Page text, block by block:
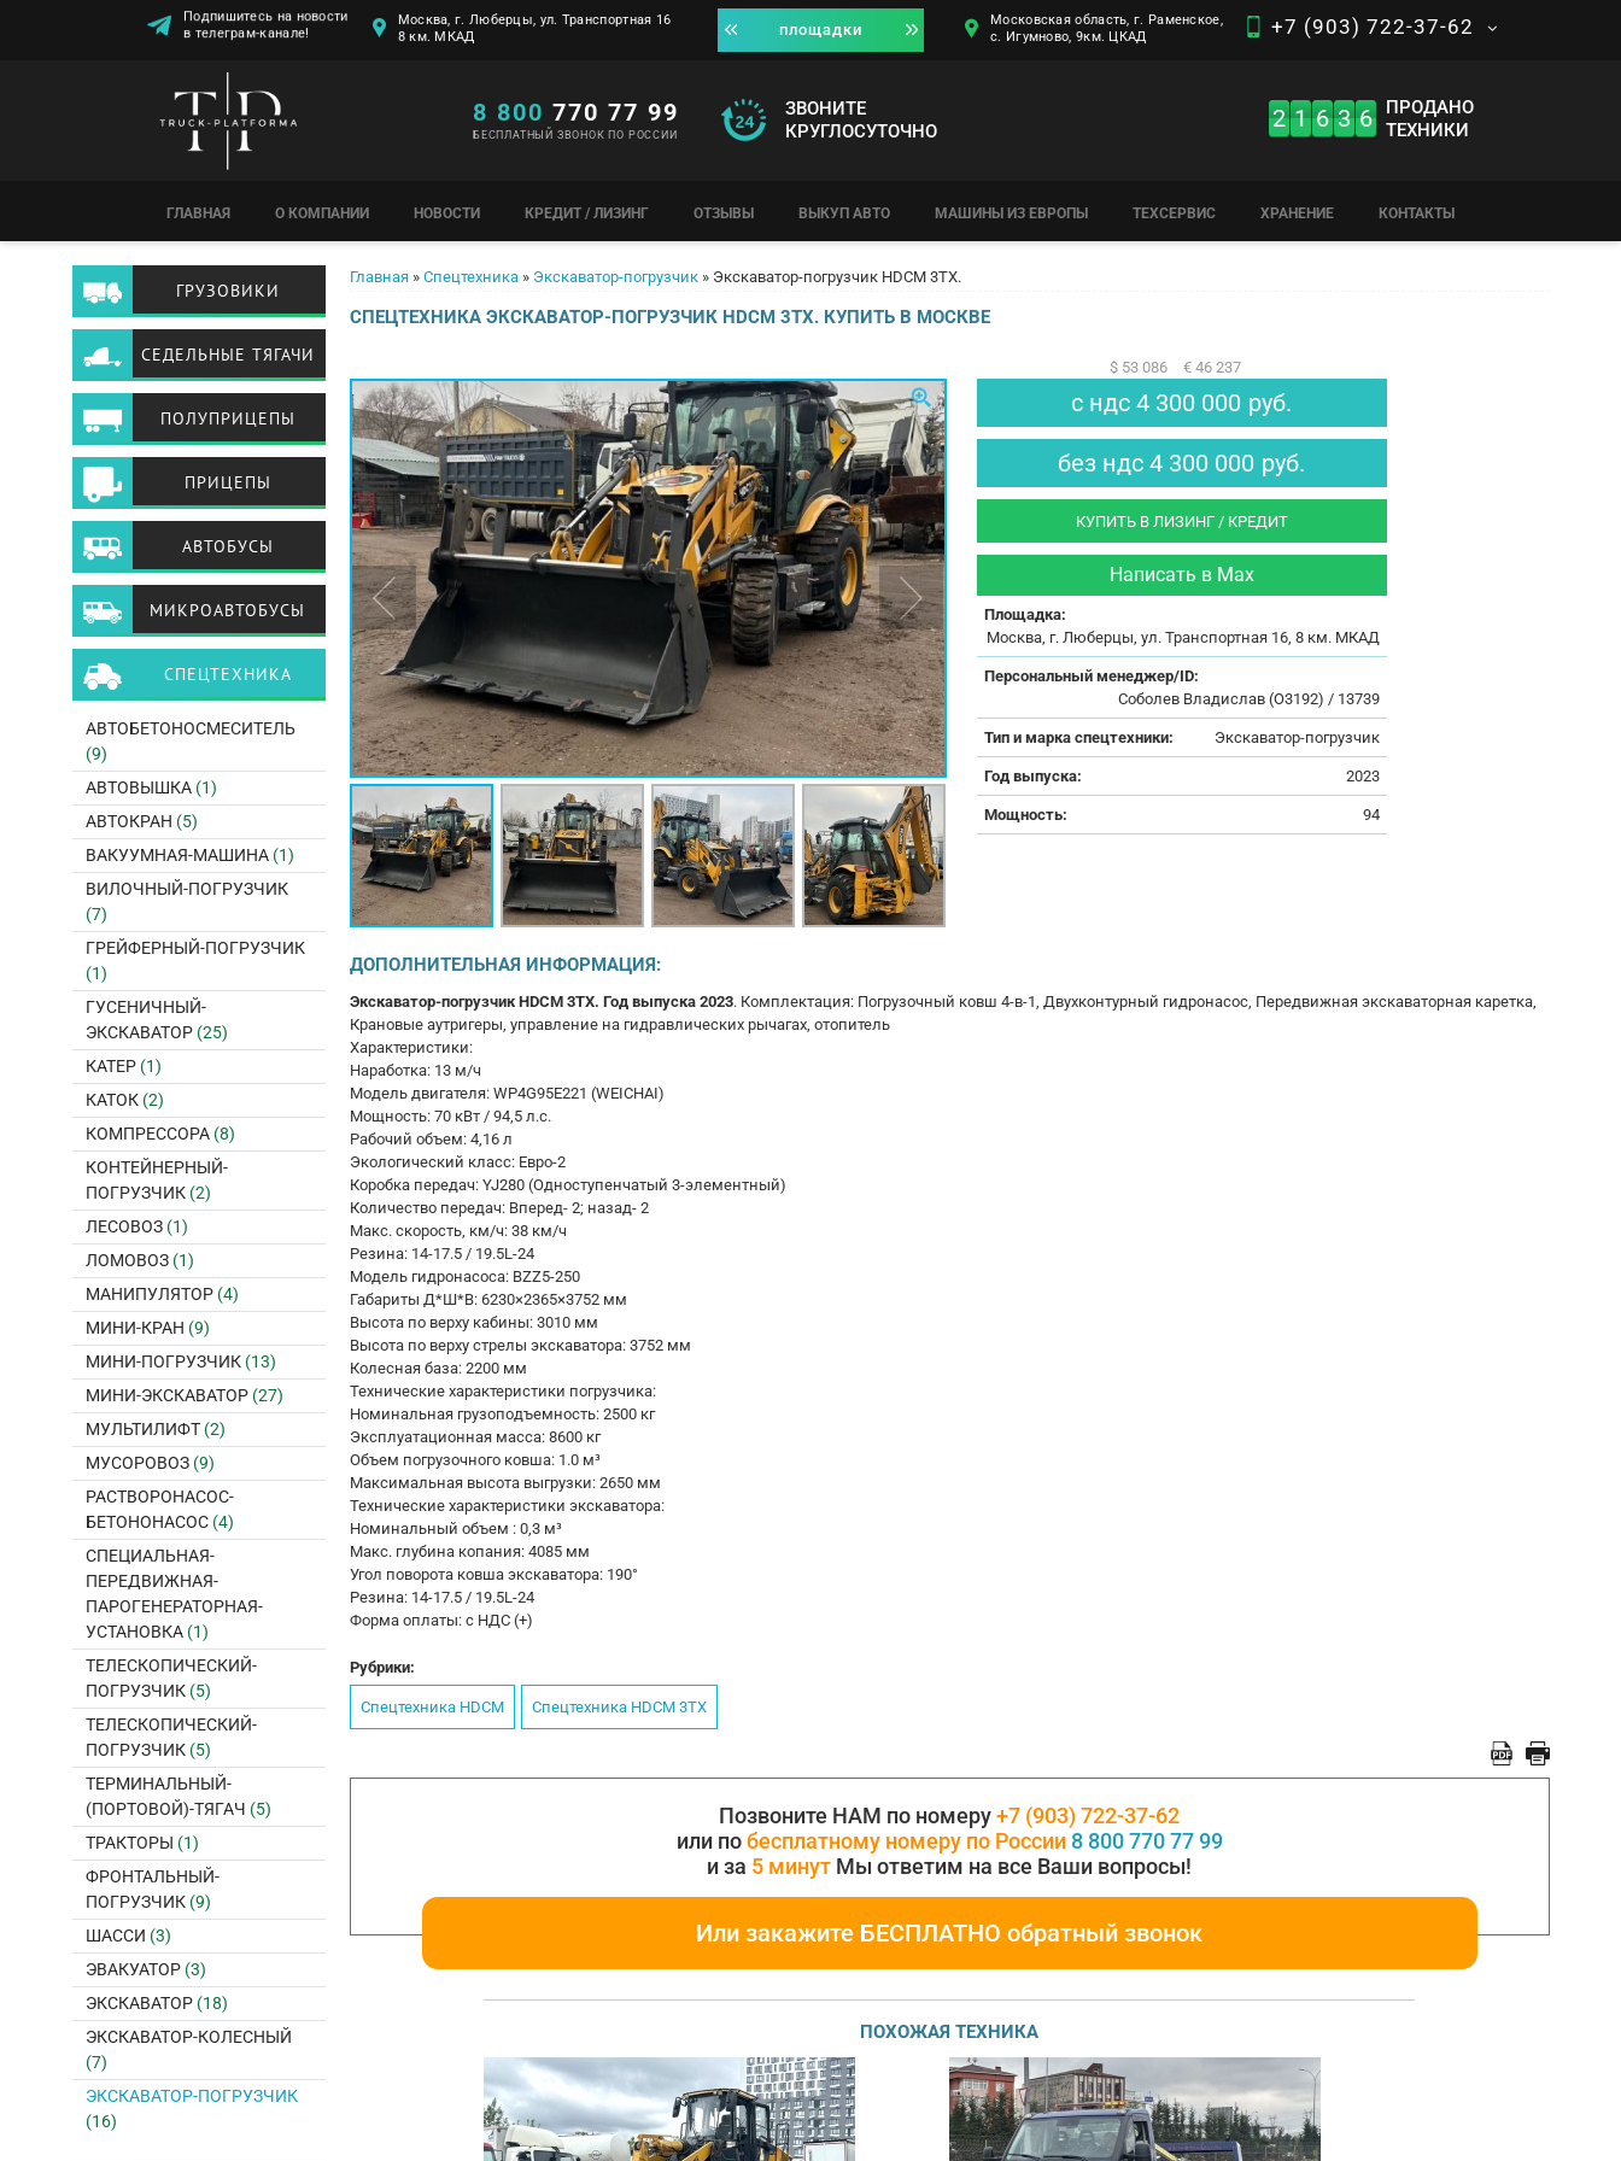
Подпишитесь на новости
в телеграм-канале!
Москва, г. Люберцы, ул. Транспортная 16
8 км. МКАД
площадки
Московская область, г. Раменское,
с. Игумново, 9км. ЦКАД
+7 (903) 722-37-62
8 800 770 77 99
БЕСПЛАТНЫЙ ЗВОНОК ПО РОССИИ
ЗВОНИТЕ
КРУГЛОСУТОЧНО
2 1 6 3 6
ПРОДАНО
ТЕХНИКИ
ГЛАВНАЯ О КОМПАНИИ НОВОСТИ КРЕДИТ / ЛИЗИНГ ОТЗЫВЫ ВЫКУП АВТО МАШИНЫ ИЗ ЕВРОПЫ ТЕХСЕРВИС ХРАНЕНИЕ КОНТАКТЫ
Вы здесь
Главная » Спецтехника » Экскаватор-погрузчик » Экскаватор-погрузчик HDCM 3TX.
СПЕЦТЕХНИКА ЭКСКАВАТОР-ПОГРУЗЧИК HDCM 3TX. КУПИТЬ В МОСКВЕ
$ 53 086 € 46 237
с ндс 4 300 000 руб.
без ндс 4 300 000 руб.
КУПИТЬ В ЛИЗИНГ / КРЕДИТ
Написать в Max
Площадка:
Москва, г. Люберцы, ул. Транспортная 16, 8 км. МКАД
Персональный менеджер/ID:
Соболев Владислав (О3192) / 13739
Тип и марка спецтехники: Экскаватор-погрузчик
Год выпуска: 2023
Мощность: 94
ДОПОЛНИТЕЛЬНАЯ ИНФОРМАЦИЯ:
Экскаватор-погрузчик HDCM 3TX. Год выпуска 2023. Комплектация: Погрузочный ковш 4-в-1, Двухконтурный гидронасос, Передвижная экскаваторная каретка,
Крановые аутригеры, управление на гидравлических рычагах, отопитель
Характеристики:
Наработка: 13 м/ч
Модель двигателя: WP4G95E221 (WEICHAI)
Мощность: 70 кВт / 94,5 л.с.
Рабочий объем: 4,16 л
Экологический класс: Евро-2
Коробка передач: YJ280 (Одноступенчатый 3-элементный)
Количество передач: Вперед- 2; назад- 2
Макс. скорость, км/ч: 38 км/ч
Резина: 14-17.5 / 19.5L-24
Модель гидронасоса: BZZ5-250
Габариты Д*Ш*В: 6230×2365×3752 мм
Высота по верху кабины: 3010 мм
Высота по верху стрелы экскаватора: 3752 мм
Колесная база: 2200 мм
Технические характеристики погрузчика:
Номинальная грузоподъемность: 2500 кг
Эксплуатационная масса: 8600 кг
Объем погрузочного ковша: 1.0 м³
Максимальная высота выгрузки: 2650 мм
Технические характеристики экскаватора:
Номинальный объем : 0,3 м³
Макс. глубина копания: 4085 мм
Угол поворота ковша экскаватора: 190°
Резина: 14-17.5 / 19.5L-24
Форма оплаты: с НДС (+)
Рубрики:
Спецтехника HDCM Спецтехника HDCM 3TX
Позвоните НАМ по номеру+7 (903) 722-37-62
или побесплатному номеру по России 8 800 770 77 99
и за 5 минут Мы ответим на все Ваши вопросы!
Или закажите БЕСПЛАТНО обратный звонок
ПОХОЖАЯ ТЕХНИКА
ГРУЗОВИКИ
СЕДЕЛЬНЫЕ ТЯГАЧИ
ПОЛУПРИЦЕПЫ
ПРИЦЕПЫ
АВТОБУСЫ
МИКРОАВТОБУСЫ
СПЕЦТЕХНИКА
АВТОБЕТОНОСМЕСИТЕЛЬ
(9)
АВТОВЫШКА (1)
АВТОКРАН (5)
ВАКУУМНАЯ-МАШИНА (1)
ВИЛОЧНЫЙ-ПОГРУЗЧИК
(7)
ГРЕЙФЕРНЫЙ-ПОГРУЗЧИК
(1)
ГУСЕНИЧНЫЙ-
ЭКСКАВАТОР (25)
КАТЕР (1)
КАТОК (2)
КОМПРЕССОРА (8)
КОНТЕЙНЕРНЫЙ-
ПОГРУЗЧИК (2)
ЛЕСОВОЗ (1)
ЛОМОВОЗ (1)
МАНИПУЛЯТОР (4)
МИНИ-КРАН (9)
МИНИ-ПОГРУЗЧИК (13)
МИНИ-ЭКСКАВАТОР (27)
МУЛЬТИЛИФТ (2)
МУСОРОВОЗ (9)
РАСТВОРОНАСОС-
БЕТОНОНАСОС (4)
СПЕЦИАЛЬНАЯ-
ПЕРЕДВИЖНАЯ-
ПАРОГЕНЕРАТОРНАЯ-
УСТАНОВКА (1)
ТЕЛЕСКОПИЧЕСКИЙ-
ПОГРУЗЧИК (5)
ТЕЛЕСКОПИЧЕСКИЙ-
ПОГРУЗЧИК (5)
ТЕРМИНАЛЬНЫЙ-
(ПОРТОВОЙ)-ТЯГАЧ (5)
ТРАКТОРЫ (1)
ФРОНТАЛЬНЫЙ-
ПОГРУЗЧИК (9)
ШАССИ (3)
ЭВАКУАТОР (3)
ЭКСКАВАТОР (18)
ЭКСКАВАТОР-КОЛЕСНЫЙ
(7)
ЭКСКАВАТОР-ПОГРУЗЧИК
(16)